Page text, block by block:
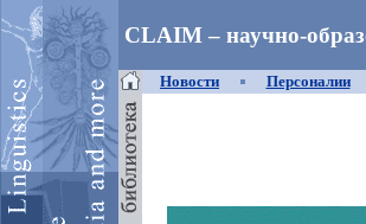
CLAIM – научно-
Новости Персоналии